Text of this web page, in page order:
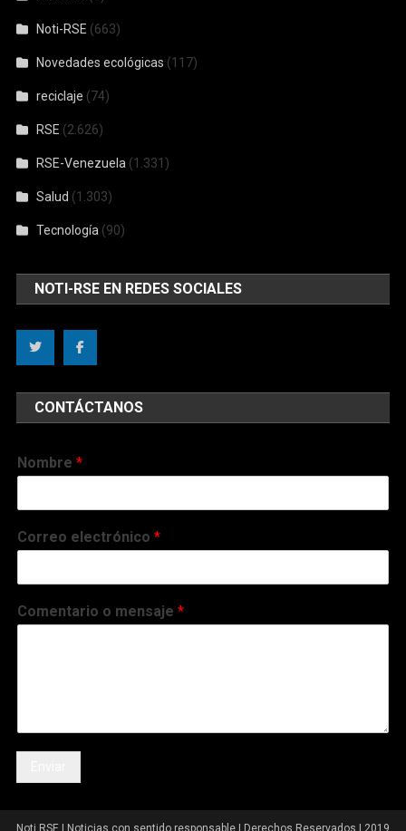
Noti-RSE (663)
Novedades ecológicas (117)
reciclaje (74)
RSE (2.626)
RSE-Venezuela (1.331)
Salud (1.303)
Tecnología (90)
NOTI-RSE EN REDES SOCIALES
CONTÁCTANOS
Nombre*
Correo electrónico*
Comentario o mensaje*